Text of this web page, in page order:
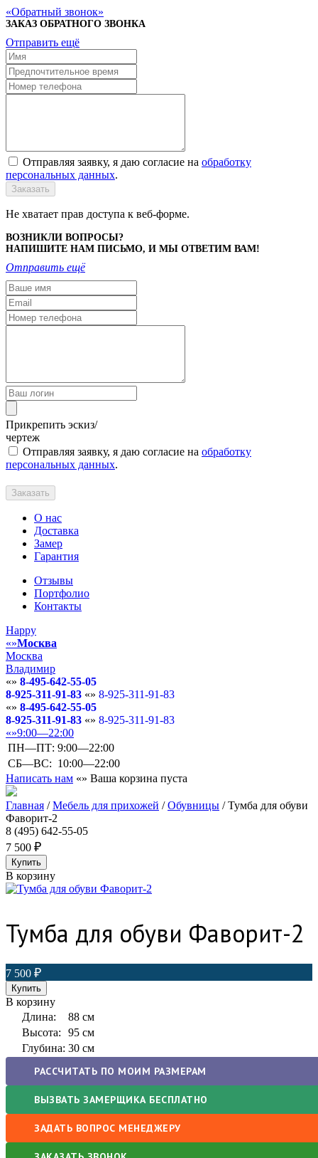
Обратный звонок
ЗАКАЗ ОБРАТНОГО ЗВОНКА
Отправить ещё
Отправляя заявку, я даю согласие на обработку
персональных данных.
Заказать
Не хватает прав доступа к веб-форме.
ВОЗНИКЛИ ВОПРОСЫ?
НАПИШИТЕ НАМ ПИСЬМО, И МЫ ОТВЕТИМ ВАМ!
Отправить ещё
Прикрепить эскиз/
чертеж
Отправляя заявку, я даю согласие на обработку
персональных данных.
Заказать
О нас
Доставка
Замер
Гарантия
Отзывы
Портфолио
Контакты
Happy
Москва
Москва
Владимир
8-495-642-55-05
8-925-311-91-83
8-925-311-91-83
8-495-642-55-05
8-925-311-91-83
8-925-311-91-83
9:00—22:00
ПН—ПТ: 9:00—22:00
СБ—ВС: 10:00—22:00
Написать нам
Ваша корзина пуста
Главная /Мебель для прихожей /Обувницы /Тумба для обуви
Фаворит-2
8 (495) 642-55-05
7 500
В корзину
Тумба для обуви Фаворит-2
7 500
В корзину
Длина:
88 см
Высота:
95 см
Глубина: 30 см
РАССЧИТАТЬ ПО МОИМ РАЗМЕРАМ
ВЫЗВАТЬ ЗАМЕРЩИКА БЕСПЛАТНО
ЗАДАТЬ ВОПРОС МЕНЕДЖЕРУ